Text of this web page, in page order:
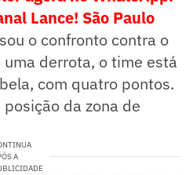
Lance! São Paulo
o confronto contra o
uma derrota, o time está
com quatro pontos.
da zona de
A